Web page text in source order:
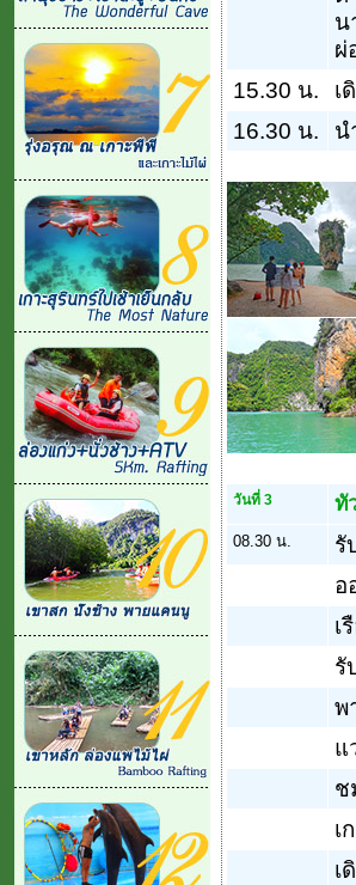
น
ผ่
15.30 น.
เ
16.30 น.
น
วันที่ 3 ทั
08.30 น.
รั
อ
เ
รั
พ
แ
ช
เ
เ